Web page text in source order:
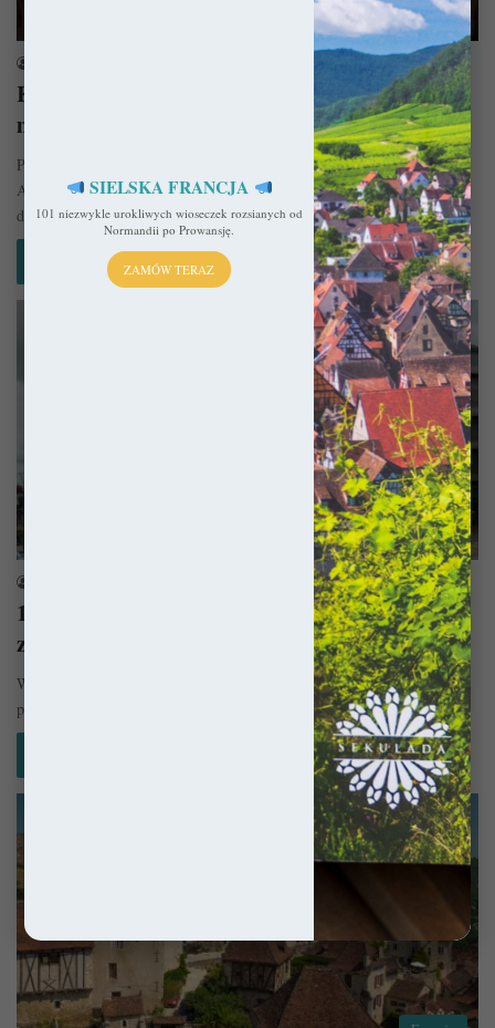
Francja
Kościół w Aubeterre-sur-Dronne – Podziemny
monolit
Położone około 50 kilometrów na zachód od Périgueux miasteczko
Aubeterre-sur-Dronne znane jest w świecie z pięknego położenia oraz
dwóch romańskich…
Czytaj więcej »
Zamki i Pałace
10 zamków we Francji, których mogliście nie
znać!
W wiekach X i XI mapa Europy pokryła się gęstą siecią zamków, które
początkowo służyć miały obronie danego terytorium przed…
SIELSKA FRANCJA
101 niezwykle urokliwych wioseczek rozsianych od
Normandii po Prowansję.
ZAMÓW TERAZ